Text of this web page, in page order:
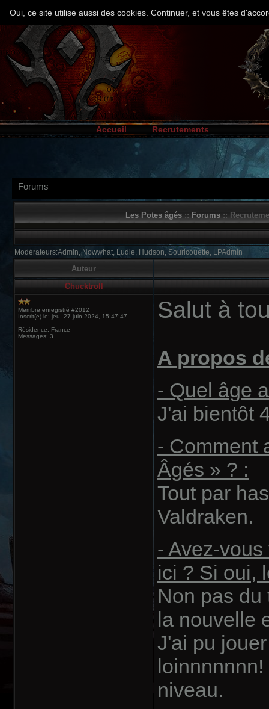
Accueil Recrutements
Forums
Les Potes âgés :: Forums ::
Modérateurs:Admin, Nowwhat, Ludie, Hudson, Souricouette, LPAdmin
Auteur
Chucktroll
Membre enregistré #2012
Inscrit(e) le: jeu. 27 juin 2024, 15:47:47
Résidence: France
Messages: 3
Salut à
A propos
- Quel âge
J'ai bientôt
- Comment
Âgés » ? :
Tout par
Valdraken.
- Avez-
ici ? Si oui,
Non pas
la nouvelle
J'ai pu
niveau.
Oui, ce site utilise aussi des cookies. Continuer, et vous êtes